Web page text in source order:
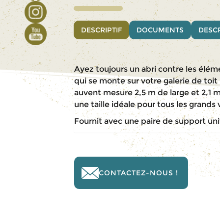
DESCRIPTIF DOCUMENTS
Ayez toujours un abri contre les
qui se monte sur votre galerie de toit
auvent mesure 2,5 m de large et 2,1
une taille idéale pour tous les grands
Fournit avec une paire de support
CONTACTEZ-NOUS !